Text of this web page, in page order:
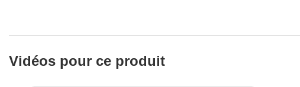
Vidéos pour ce produit